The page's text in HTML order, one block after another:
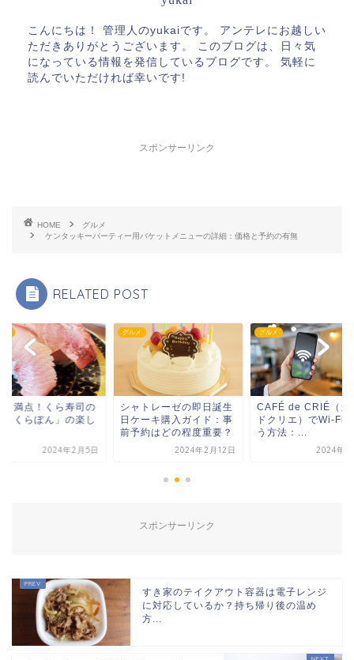
こんにちは！ 管理人のyukaiです。 アンテレにお越しい
ただきありがとうございます。 このブログは、日々気
になっている情報を発信しているブログです。 気軽に
読んでいただければ幸いです!
スポンサーリンク
HOME
グルメ
ケンタッキーパーティー用バケットメニューの詳細：価格と予約の有無
RELATED POST
さ満点！くら寿司の
っくらぽん」の楽し
2024年2月5日
グルメ
シャトレーゼの即日誕生
日ケーキ購入ガイド：事
前予約はどの程度重要？
2024年2月12日
グルメ
CAFÉ de CRIÉ（カ
ドクリエ）でWi-Fi
う方法：...
2024年2
スポンサーリンク
すき家のテイクアウト容器は電子レンジ
に対応しているか？持ち帰り後の温め
方...